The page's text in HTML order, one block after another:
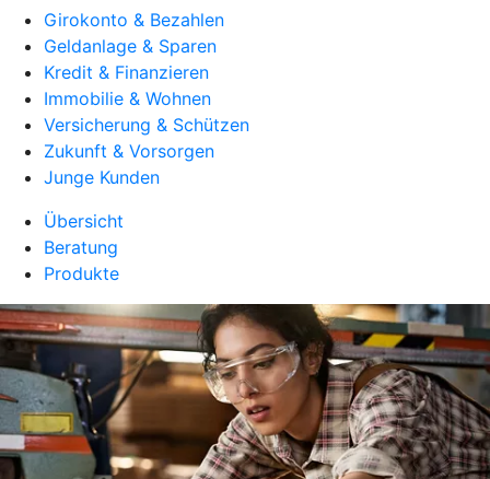
Girokonto & Bezahlen
Geldanlage & Sparen
Kredit & Finanzieren
Immobilie & Wohnen
Versicherung & Schützen
Zukunft & Vorsorgen
Junge Kunden
Übersicht
Beratung
Produkte